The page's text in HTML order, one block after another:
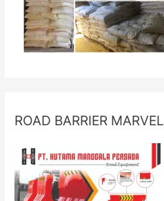
ROAD BARRIER MARVEL